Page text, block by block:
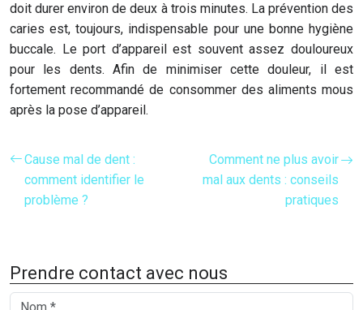
doit durer environ de deux à trois minutes. La prévention des
caries est, toujours, indispensable pour une bonne hygiène
buccale. Le port d’appareil est souvent assez douloureux
pour les dents. Afin de minimiser cette douleur, il est
fortement recommandé de consommer des aliments mous
après la pose d’appareil.
Cause mal de dent :
comment identifier le
problème ?
Comment ne plus avoir
mal aux dents : conseils
pratiques
Prendre contact avec nous